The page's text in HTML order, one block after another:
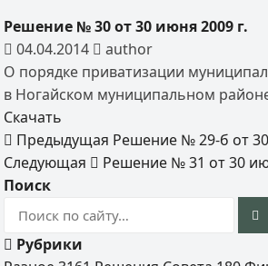
Решение № 30 от 30 июня 2009 г.
04.04.2014
author
О порядке приватизации
в Ногайском муниципальном
Скачать
Предыдущая Решение № 29-б от
Следующая
Решение № 31 от 30
Поиск
Рубрики